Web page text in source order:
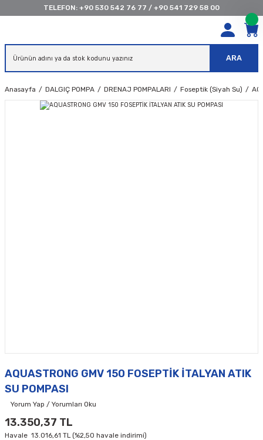
TELEFON: +90 530 542 76 77 / +90 541 729 58 00
ARA
Anasayfa DALGIÇ POMPA DRENAJ POMPALARI Foseptik (Siyah Su)
AQUASTRONG GMV 150 FOSEPTİK İTALYAN ATIK
SU POMPASI
Yorum Yap / Yorumları Oku
13.350,37 TL
Havale 13.016,61 TL (%2,50 havale indirimi)